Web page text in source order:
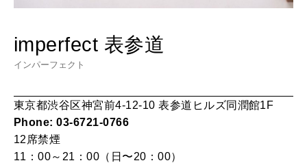
女神まり愛のタロットメッセージ
知る、考える
MAMA
imperfect 表参道
インパーフェクト
東京都渋谷区神宮前4-12-10 表参道ヒルズ同潤館1F
Phone: 03-6721-0766
12席禁煙
11：00～21：00（日〜20：00）